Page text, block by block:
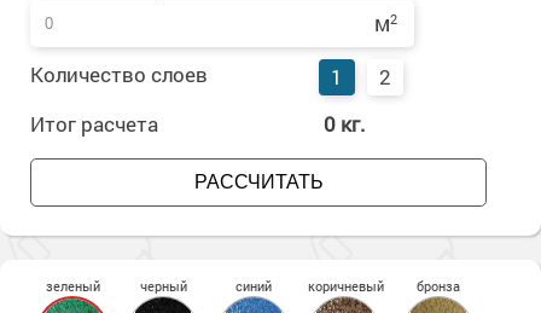
м2
Количество слоев 1
2
Итог расчета
0 кг.
РАССЧИТАТЬ
зеленый черный синий коричневый бронза